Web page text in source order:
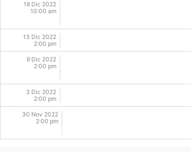
18 Dic 2022
10:00 am
13 Dic 2022
2:00 pm
9 Dic 2022
2:00 pm
3 Dic 2022
2:00 pm
30 Nov 2022
2:00 pm